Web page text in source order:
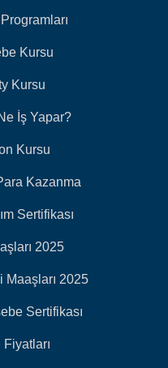
Kursu
Kursu
İş Yapar?
Kursu
Kazanma
Sertifikası
2025
Maaşları 2025
Sertifikası